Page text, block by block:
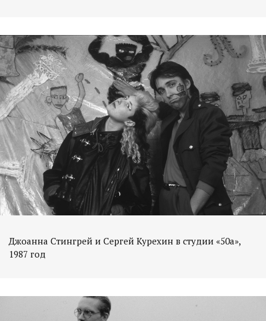
Джоанна Стингрей и Сергей Курехин в студии «50а»,
1987 год